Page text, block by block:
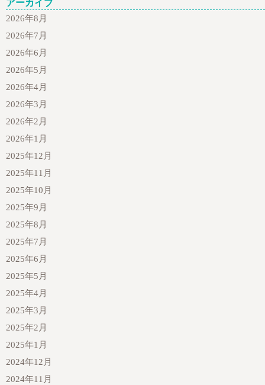
アーカイブ
2026年8月
2026年7月
2026年6月
2026年5月
2026年4月
2026年3月
2026年2月
2026年1月
2025年12月
2025年11月
2025年10月
2025年9月
2025年8月
2025年7月
2025年6月
2025年5月
2025年4月
2025年3月
2025年2月
2025年1月
2024年12月
2024年11月